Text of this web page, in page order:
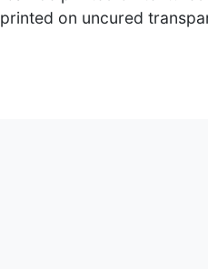
on uncured